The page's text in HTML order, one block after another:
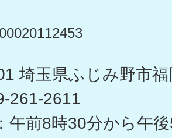
埼玉県ふじみ野市
261-2611
午前8時30分から午